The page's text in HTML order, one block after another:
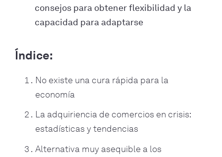
consejos para obtener flexibilidad y la
capacidad para adaptarse
Índice:
No existe una cura rápida para la
economía
La adquiriencia de comercios en crisis:
estadísticas y tendencias
Alternativa muy asequible a los